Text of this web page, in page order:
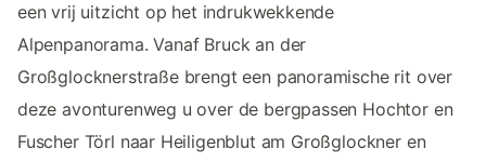
een vrij uitzicht op het indrukwekkende
Alpenpanorama. Vanaf Bruck an der
Großglocknerstraße brengt een panoramische rit over
deze avonturenweg u over de bergpassen Hochtor en
Fuscher Törl naar Heiligenblut am Großglockner en